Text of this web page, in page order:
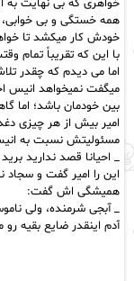
خواهری که بی نهایت به
همه خستگی و بی خوابی،
خودش کار میکشد تا
با این که تقریباً تمام
اما می دیدم که چقدر
میگفت نمیخواهد انیس
بین خودمان باشد؛ اما
امیر بیش از هر چیزی
مسئولیتش نسبت به
_ احیانا قصد ندارید
این را امیر گفت و
همیشگی اش گفت:
_ آبجی شرمنده، ولی
آدم اینقدر ضایع بقیه